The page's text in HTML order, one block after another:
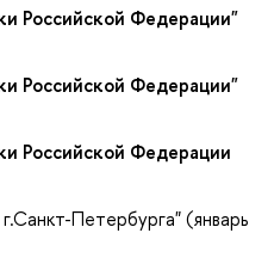
Российской Федерации"
Российской Федерации"
Российской Федерации
Петербурга" (январь